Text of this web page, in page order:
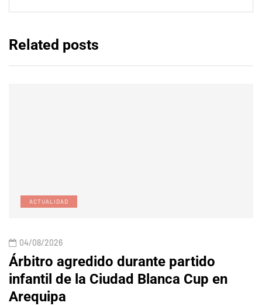
Related posts
ACTUALIDAD
04/08/2026
Árbitro agredido durante partido
infantil de la Ciudad Blanca Cup en
Arequipa